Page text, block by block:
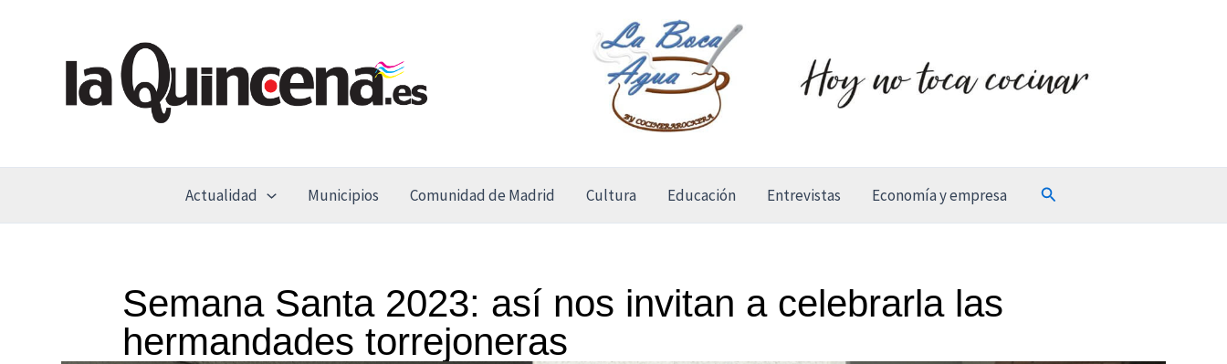
contenido
Actualidad Municipios Comunidad de Madrid Cultura Educación Entrevistas Economía y empresa Buscar
Semana Santa 2023: así nos invitan a celebrarla las
hermandades torrejoneras